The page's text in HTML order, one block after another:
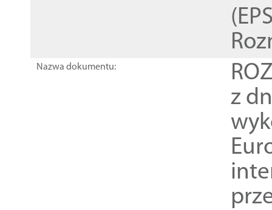
Nazwa dokumentu:
z